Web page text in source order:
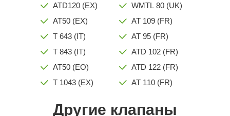
ATD120 (EX)
AT50 (EX)
T 643 (IT)
T 843 (IT)
AT50 (EO)
T 1043 (EX)
WMTL 80 (UK)
AT 109 (FR)
AT 95 (FR)
ATD 102 (FR)
ATD 122 (FR)
AT 110 (FR)
Другие клапаны